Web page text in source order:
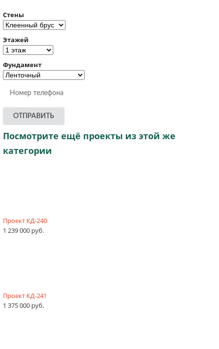
Стены
Этажей
Фундамент
ОТПРАВИТЬ
Посмотрите ещё проекты из этой же
категории
Проект КД-240
1 239 000 руб.
Проект КД-241
1 375 000 руб.